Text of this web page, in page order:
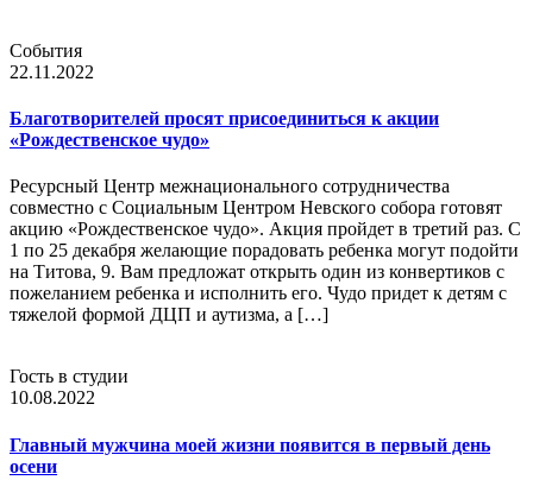
События
22.11.2022
Благотворителей просят присоединиться к акции
«Рождественское чудо»
Ресурсный Центр межнационального сотрудничества
совместно с Социальным Центром Невского собора готовят
акцию «Рождественское чудо». Акция пройдет в третий раз. С
1 по 25 декабря желающие порадовать ребенка могут подойти
на Титова, 9. Вам предложат открыть один из конвертиков с
пожеланием ребенка и исполнить его. Чудо придет к детям с
тяжелой формой ДЦП и аутизма, а […]
Гость в студии
10.08.2022
Главный мужчина моей жизни появится в первый день
осени